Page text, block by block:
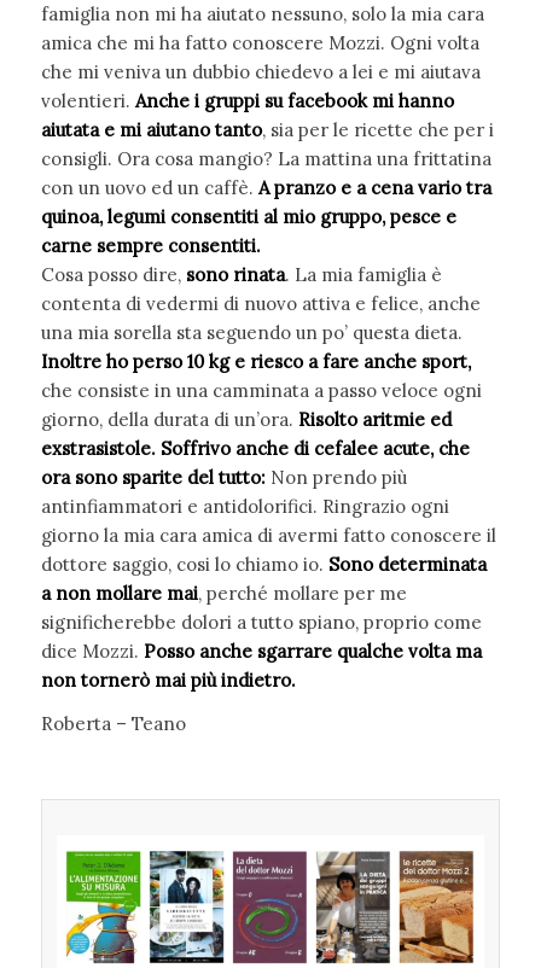
famiglia non mi ha aiutato nessuno, solo la mia cara
amica che mi ha fatto conoscere Mozzi. Ogni volta
che mi veniva un dubbio chiedevo a lei e mi aiutava
volentieri. Anche i gruppi su facebook mi hanno
aiutata e mi aiutano tanto, sia per le ricette che per i
consigli. Ora cosa mangio? La mattina una frittatina
con un uovo ed un caffè. A pranzo e a cena vario tra
quinoa, legumi consentiti al mio gruppo, pesce e
carne sempre consentiti.
Cosa posso dire, sono rinata. La mia famiglia è
contenta di vedermi di nuovo attiva e felice, anche
una mia sorella sta seguendo un po’ questa dieta.
Inoltre ho perso 10 kg e riesco a fare anche sport,
che consiste in una camminata a passo veloce ogni
giorno, della durata di un’ora. Risolto aritmie ed
exstrasistole. Soffrivo anche di cefalee acute, che
ora sono sparite del tutto:Non prendo più
antinfiammatori e antidolorifici. Ringrazio ogni
giorno la mia cara amica di avermi fatto conoscere il
dottore saggio, cosi lo chiamo io. Sono determinata
a non mollare mai, perché mollare per me
significherebbe dolori a tutto spiano, proprio come
dice Mozzi. Posso anche sgarrare qualche volta ma
non tornerò mai più indietro.
Roberta – Teano